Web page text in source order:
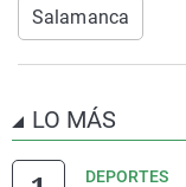
Salamanca
LO MÁS
DEPORTES